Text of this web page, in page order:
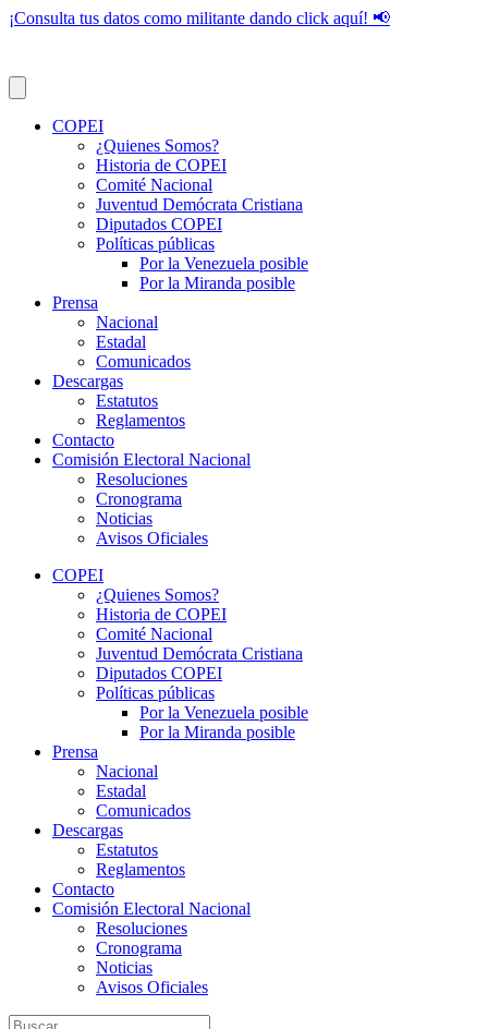
¡Consulta tus datos como militante dando click aquí! 📢
COPEI
¿Quienes Somos?
Historia de COPEI
Comité Nacional
Juventud Demócrata Cristiana
Diputados COPEI
Políticas públicas
Por la Venezuela posible
Por la Miranda posible
Prensa
Nacional
Estadal
Comunicados
Descargas
Estatutos
Reglamentos
Contacto
Comisión Electoral Nacional
Resoluciones
Cronograma
Noticias
Avisos Oficiales
COPEI
¿Quienes Somos?
Historia de COPEI
Comité Nacional
Juventud Demócrata Cristiana
Diputados COPEI
Políticas públicas
Por la Venezuela posible
Por la Miranda posible
Prensa
Nacional
Estadal
Comunicados
Descargas
Estatutos
Reglamentos
Contacto
Comisión Electoral Nacional
Resoluciones
Cronograma
Noticias
Avisos Oficiales